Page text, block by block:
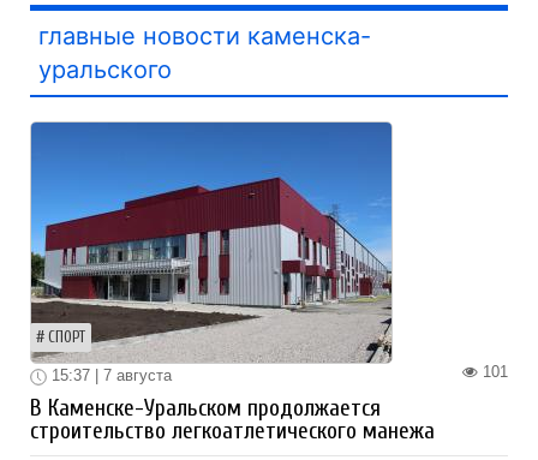
главные новости каменска-
уральского
СПОРТ
101
15:37 | 7 августа
В Каменске-Уральском продолжается
строительство легкоатлетического манежа